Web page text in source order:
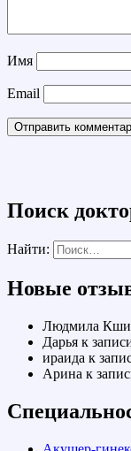
Имя
Email
Поиск
Найти:
Новые
Людмила
Дарья к
ираида к
Арина к